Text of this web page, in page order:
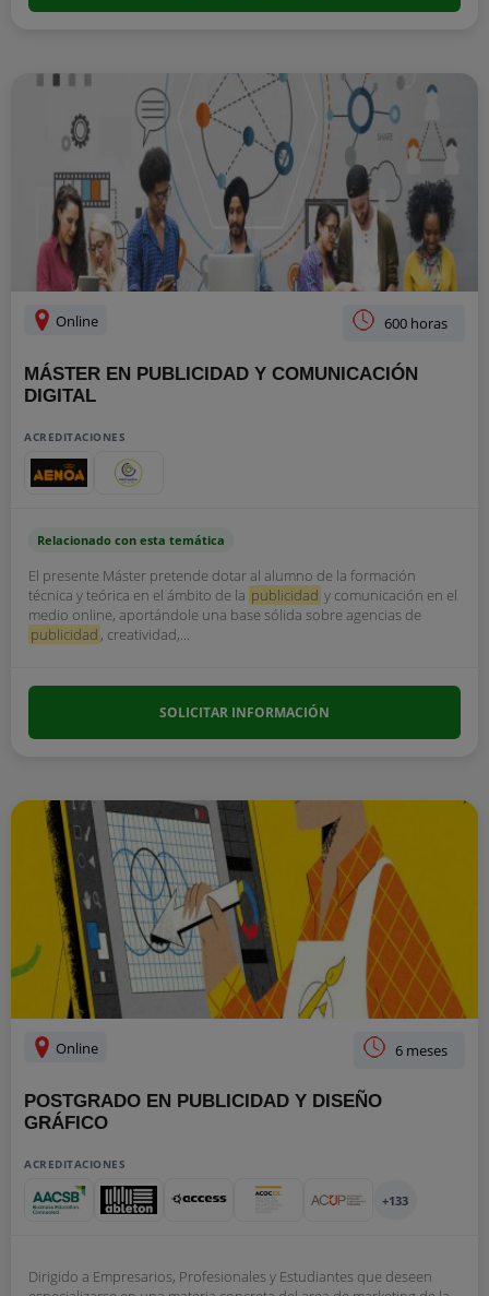
Online 600 horas
MÁSTER EN PUBLICIDAD Y COMUNICACIÓN
DIGITAL
ACREDITACIONES
Relacionado con esta temática
El presente Máster pretende dotar al alumno de la formación
técnica y teórica en el ámbito de la publicidad y comunicación en el
medio online, aportándole una base sólida sobre agencias de
publicidad , creatividad,...
SOLICITAR INFORMACIÓN
Online 6 meses
POSTGRADO EN PUBLICIDAD Y DISEÑO
GRÁFICO
ACREDITACIONES
+133
Dirigido a Empresarios, Profesionales y Estudiantes que deseen